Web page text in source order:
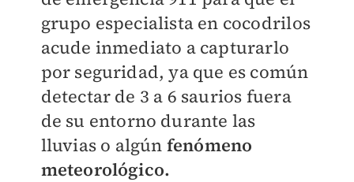
grupo especialista en cocodrilos
acude inmediato a capturarlo
por seguridad, ya que es común
detectar de 3 a 6 saurios fuera
de su entorno durante las
lluvias o algún fenómeno
meteorológico.